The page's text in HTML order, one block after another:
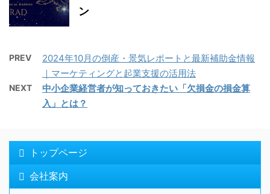
ン
PREV
2024年10月の倒産・景気レポートと最新補助金情報
｜マーケティングと起業支援の活用法
NEXT
中小企業経営者が知っておきたい「欠損金の損金算
入」とは？
トップページ
会社案内